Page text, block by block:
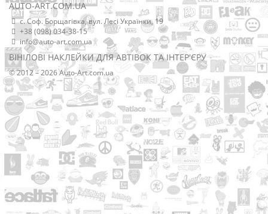
AUTO-ART.COM.UA
с. Соф. Борщагівка, вул. Лесі Українки, 19
+38 (098) 034-38-15
info@auto-art.com.ua
ВІНІЛОВІ НАКЛЕЙКИ ДЛЯ АВТІВОК ТА ІНТЕР'ЄРУ
© 2012 – 2026 Auto-Art.com.ua